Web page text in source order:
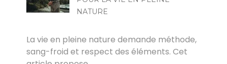
NATURE
La vie en pleine nature demande méthode,
sang-froid et respect des éléments. Cet